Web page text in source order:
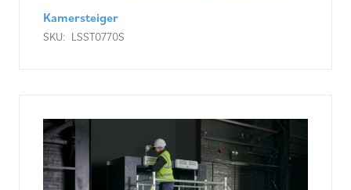
Kamersteiger
SKU: LSST0770S